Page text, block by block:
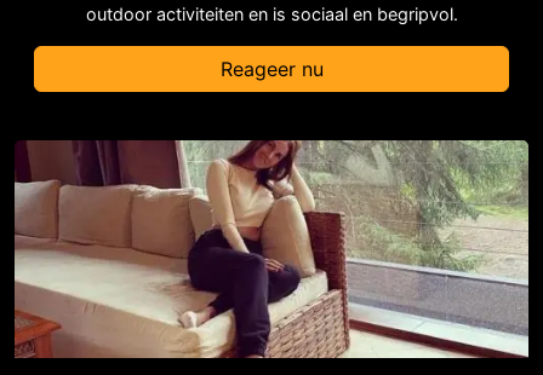
outdoor activiteiten en is sociaal en begripvol.
Reageer nu